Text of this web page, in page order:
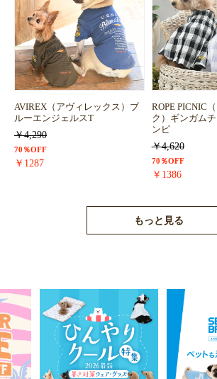
AVIREX（アヴィレックス）ブ
ルーエンジェルスT
￥4,290
70％OFF
￥1287
ROPE PICNIC
ク）ギンガム
ンピ
￥4,620
70％OFF
￥1386
もっと見る